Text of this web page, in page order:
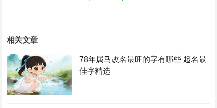
相关文章
78年属马改名最旺的字有哪些 起名最
佳字精选